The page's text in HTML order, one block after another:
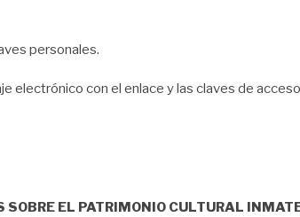
personales.
electrónico con el enlace y las claves de
SOBRE EL PATRIMONIO CULTURAL